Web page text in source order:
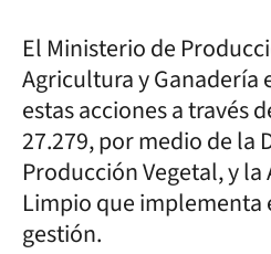
El Ministerio de
Agricultura y Ganadería
estas acciones a través
27.279, por medio de la
Producción Vegetal, y
Limpio que implementa
gestión.